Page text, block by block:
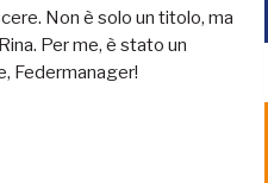
Non è solo un titolo, ma
Per me, è stato un
Federmanager!